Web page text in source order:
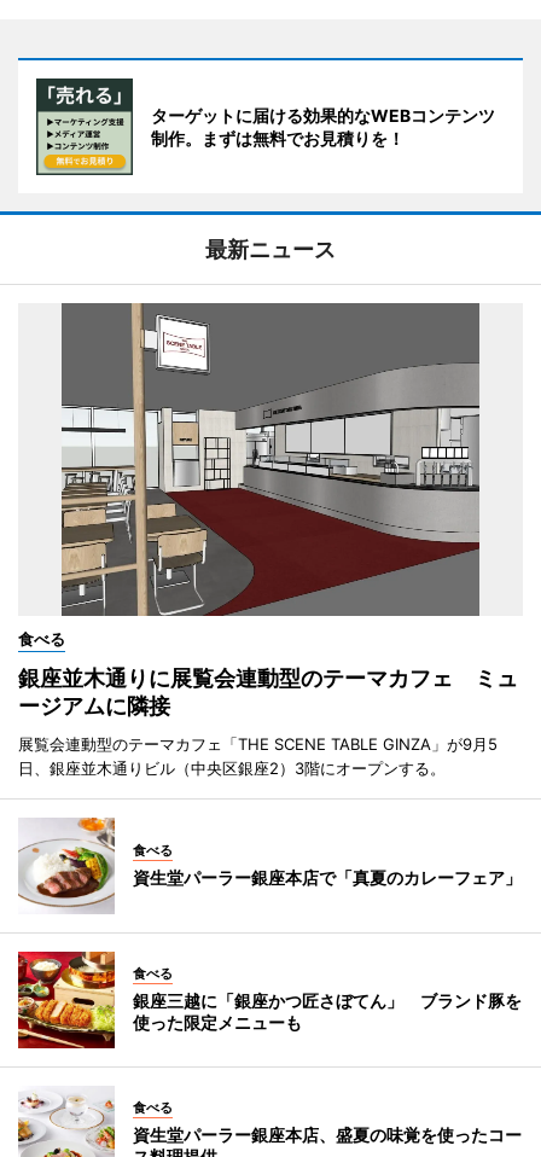
ターゲットに届ける効果的なWEBコンテンツ
制作。まずは無料でお見積りを！
最新ニュース
食べる
銀座並木通りに展覧会連動型のテーマカフェ ミュ
ージアムに隣接
展覧会連動型のテーマカフェ「THE SCENE TABLE GINZA」が9月5
日、銀座並木通りビル（中央区銀座2）3階にオープンする。
食べる
資生堂パーラー銀座本店で「真夏のカレーフェア」
食べる
銀座三越に「銀座かつ匠さぼてん」 ブランド豚を
使った限定メニューも
食べる
資生堂パーラー銀座本店、盛夏の味覚を使ったコー